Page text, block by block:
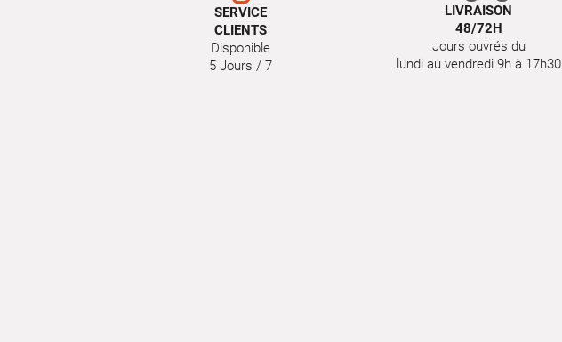
SERVICE
CLIENTS
Disponible
5 Jours / 7
LIVRAISON
48/72H
Jours ouvrés du
lundi au vendredi 9h à 17h30